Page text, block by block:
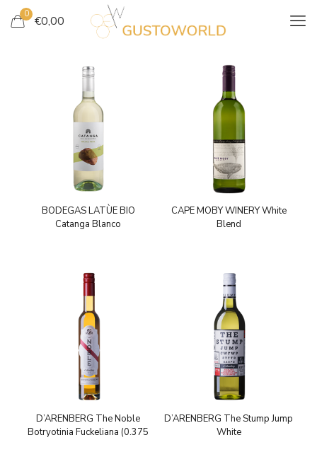
0 €0,00
BODEGAS LATÙE BIO
Catanga Blanco
CAPE MOBY WINERY White
Blend
D’ARENBERG The Noble
Botryotinia Fuckeliana (0.375
D’ARENBERG The Stump Jump
White